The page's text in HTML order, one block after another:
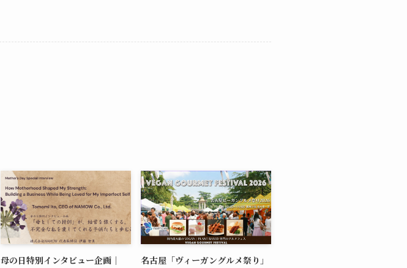
母の日特別インタビュー企画｜
名古屋「ヴィーガングルメ祭り」